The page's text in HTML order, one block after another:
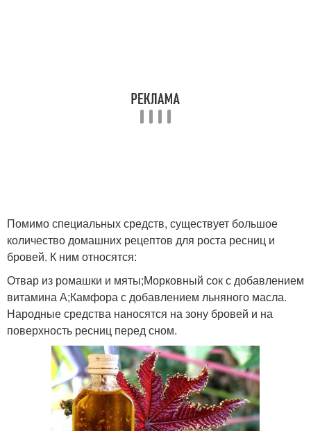
Помимо специальных средств, существует большое
количество домашних рецептов для роста ресниц и
бровей. К ним относятся:
Отвар из ромашки и мяты;Морковный сок с добавлением
витамина А;Камфора с добавлением льняного масла.
Народные средства наносятся на зону бровей и на
поверхность ресниц перед сном.